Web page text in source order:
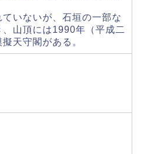
いないが、石垣の一部な
山頂には1990年（平成二
天守閣がある。